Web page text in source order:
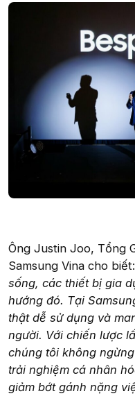
Ông Justin Joo, Tổng
Samsung Vina cho biết:
sống, các thiết bị gia
hướng đó. Tại
thật dễ sử dụng và
người. Với chiến lược
chúng tôi không
trải nghiệm cá nhân
giảm bớt gánh nặng